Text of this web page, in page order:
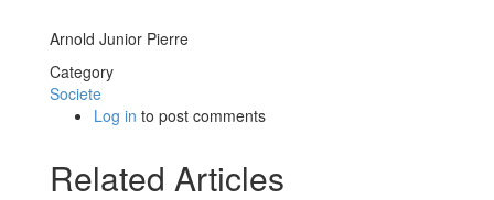
Arnold Junior Pierre
Category
Societe
Log in to post comments
Related Articles